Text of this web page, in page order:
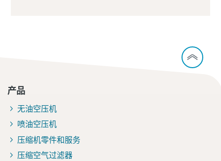
产品
无油空压机
喷油空压机
压缩机零件和服务
压缩空气过滤器